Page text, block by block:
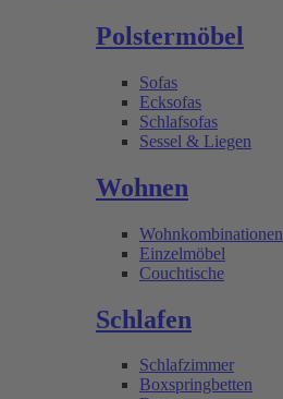
Polstermöbel
Sofas
Ecksofas
Schlafsofas
Sessel & Liegen
Wohnen
Wohnkombinationen
Einzelmöbel
Couchtische
Schlafen
Schlafzimmer
Boxspringbetten